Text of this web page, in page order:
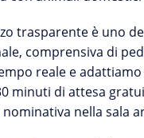
trasparenteè uno
comprensiva di
realee adattiamo
minuti di attesa
nella sala